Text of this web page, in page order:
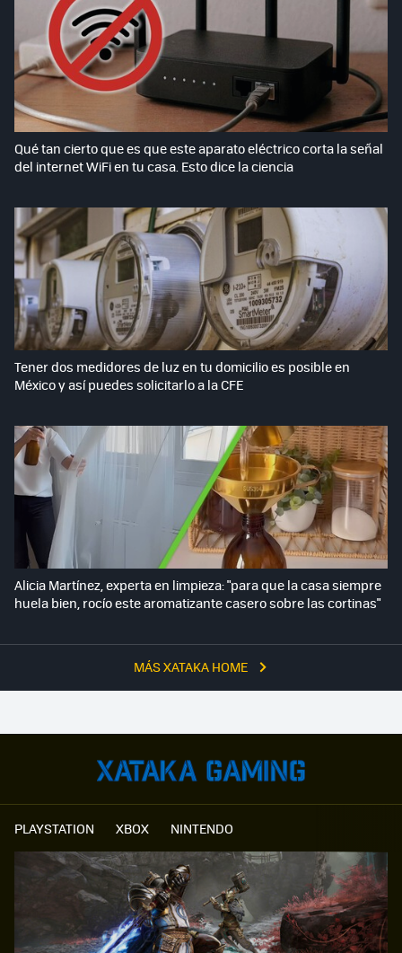
MÁS XATAKA HOME
Qué tan cierto que es que este aparato eléctrico corta la señal
del internet WiFi en tu casa. Esto dice la ciencia
Tener dos medidores de luz en tu domicilio es posible en
México y así puedes solicitarlo a la CFE
Alicia Martínez, experta en limpieza: "para que la casa siempre
huela bien, rocío este aromatizante casero sobre las cortinas"
PLAYSTATION XBOX NINTENDO